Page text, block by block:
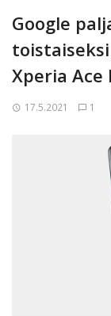
Google
Xperia
17.5.2021 1